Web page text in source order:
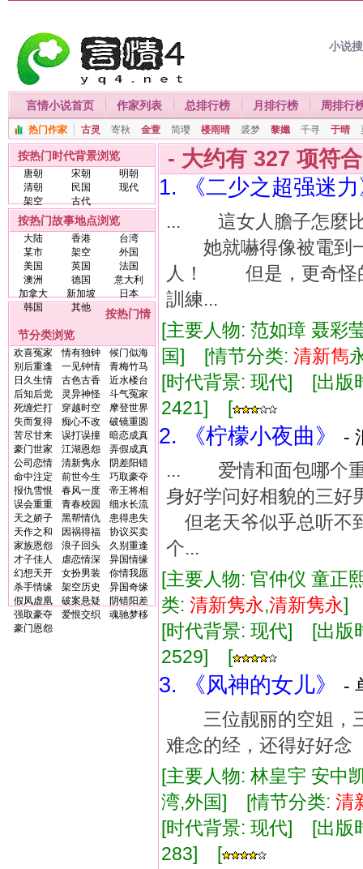
小说
言情小说首页 作家列表 总排行榜 月排行榜 周排行
热门作家 古灵 寄秋 金萱 简璎 楼雨晴 裘梦 黎孅 千寻 于晴
按热门时代背景浏览
唐朝 宋朝
明朝
清朝
民国
现代
架空
古代
按热门故事地点浏览
大陆 香港
台湾
某市
架空
外国
美国
英国
法国
澳洲
德国
意大利
加拿大
新加坡
日本
韩国
其他
按热门情
节分类浏览
欢喜冤家 情有独钟
候门似海
别后重逢
一见钟情
青梅竹马
日久生情
古色古香
近水楼台
后知后觉
灵异神怪
斗气冤家
死缠烂打
穿越时空
摩登世界
失而复得
痴心不改
破镜重圆
苦尽甘来
误打误撞
暗恋成真
豪门世家
江湖恩怨
弄假成真
公司恋情
清新隽永
阴差阳错
命中注定
前世今生
巧取豪夺
报仇雪恨
春风一度
帝王将相
误会重重
青春校园
细水长流
天之娇子
黑帮情仇
患得患失
天作之和
因祸得福
协议买卖
家族恩怨
浪子回头
久别重逢
才子佳人
虐恋情深
异国情缘
幻想天开
女扮男装
你情我愿
杀手情缘
架空历史
异国奇缘
假凤虚凰
破案悬疑
阴错阳差
强取豪夺
爱恨交织
魂驰梦移
豪门恩怨
- 大约有 327 项符
1. 《二少之超强迷
... 這女人膽子怎麼
她就嚇得像被電
人！ 但是，更奇
訓練...
[主要人物: 范如璋 聂彩
国] [情节分类: 清新雋
[时代背景: 现代] [出
2421] [
2. 《柠檬小夜曲》
-
... 爱情和面包哪个
身好学问好相貌的三
但老天爷似乎总听
个...
[主要人物: 官仲仪 童
类: 清新隽永,清新隽永
[时代背景: 现代] [出
2529] [
3. 《风神的女儿》
-
三位靓丽的空姐，三
难念的经，还得好好念
[主要人物: 林皇宇 安中
湾,外国] [情节分类: 清
[时代背景: 现代] [出
283] [